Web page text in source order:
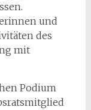
und
des
mit
Podium